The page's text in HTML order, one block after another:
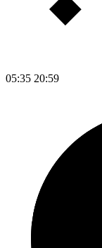
05:35 20:59